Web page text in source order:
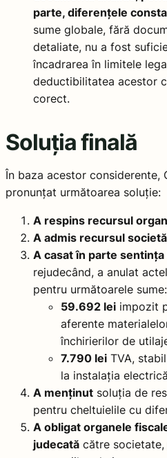
parte, diferențele
sume globale, fără
detaliate, nu a fost
încadrarea în limitele
deductibilitatea acestor
corect.
Soluția finală
În baza acestor considerente,
pronunțat următoarea soluție:
A respins recursul
A admis recursul
A casat în parte
rejudecând, a anulat
pentru următoarele sume:
59.692 lei impozit
aferente
închirierilor de
7.790 lei TVA,
la instalația
A menținut soluția de
pentru cheltuielile cu
A obligat organele
judecată către